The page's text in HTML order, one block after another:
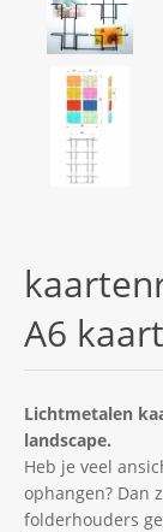
A6
Lichtmetalen
landscape.
Heb je veel
ophangen? Dan
folderhouders